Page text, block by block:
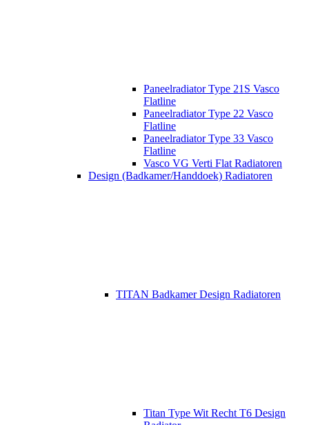
Paneelradiator Type 21S Vasco
Flatline
Paneelradiator Type 22 Vasco
Flatline
Paneelradiator Type 33 Vasco
Flatline
Vasco VG Verti Flat Radiatoren
Design (Badkamer/Handdoek) Radiatoren
TITAN Badkamer Design Radiatoren
Titan Type Wit Recht T6 Design